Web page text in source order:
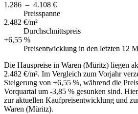
1.286 – 4.108 €
Preisspanne
2.482 €/m²
Durchschnittspreis
+6,55 %
Preisentwicklung in den letzten 12
Die Hauspreise in Waren (Müritz) liegen
2.482 €/m². Im Vergleich zum Vorjahr
Steigerung von +6,55 %, während die
Vorquartal um -3,85 % gesunken sind.
zur aktuellen Kaufpreisentwicklung und
Waren (Müritz).